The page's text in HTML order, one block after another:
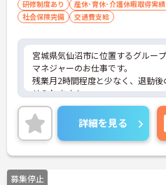
研修制度あり
産休･育休･介護休暇取得実績
社会保険完備
交通費支給
宮城県気仙沼市に位置するグルー
マネジャーのお仕事です。
残業月2時間程度と少なく、退勤後
せられます！
マイカー通勤可能で無料駐車場も
業取得実績もあるため安心してご
す。
ご興味のある方には、面接対策ポ
に詳細をお話しいたしますので、
ださい。
詳細を見る
募集停止